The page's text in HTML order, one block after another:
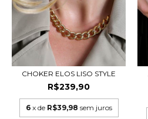
CHOKER ELOS LISO STYLE
R$239,90
6 x de R$39,98 sem juros